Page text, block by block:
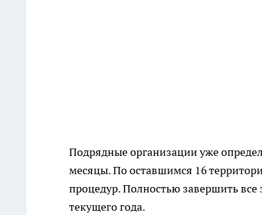
Подрядные организации уже
месяцы. По оставшимся 16
процедур. Полностью завершить
текущего года.